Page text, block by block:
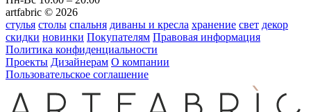
artfabric © 2026
стулья столы спальня диваны и кресла хранение свет декор
скидки новинки Покупателям Правовая информация
Политика конфиденциальности
Проекты Дизайнерам О компании
Пользовательское соглашение